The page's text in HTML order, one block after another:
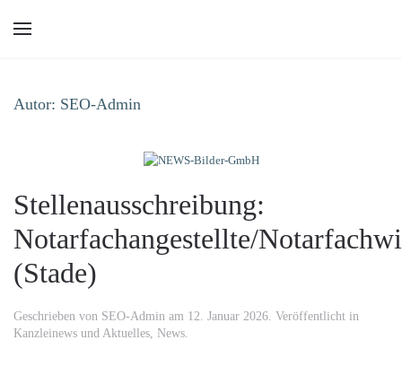
Autor: SEO-Admin
Stellenausschreibung:
Notarfachangestellte/
(Stade)
Geschrieben von SEO-Admin am 12. Januar 2026. Veröffentlicht in
Kanzleinews und Aktuelles, News.